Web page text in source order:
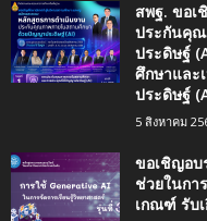
สพฐ. ขอเ
ประกันคุ
ประดิษฐ์
ศึกษาและ
ประดิษฐ์
5 สิงหาคม
ขอเชิญอบ
ช่วยในกา
เกณฑ์ รับ